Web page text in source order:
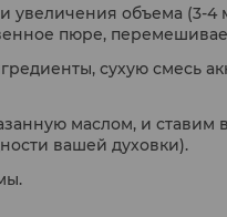
увеличения объема (3-
пюре,
сухую смесь
маслом, и
вашей духовки).